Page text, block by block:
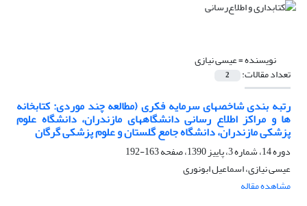
نویسنده =عیسی نیازی
تعداد مقالات: 2
رتبه بندی شاخصهای سرمایه فکری (مطالعه چند موردی: کتابخانه
ها و مراکز اطلاع رسانی دانشگاههای مازندران، دانشگاه علوم
پزشکی مازندران، دانشگاه جامع گلستان و علوم پزشکی گرگان
دوره 14، شماره 3، پاییز 1390، صفحه
163-192
عیسی نیازی، اسماعیل ابونوری
مشاهده مقاله